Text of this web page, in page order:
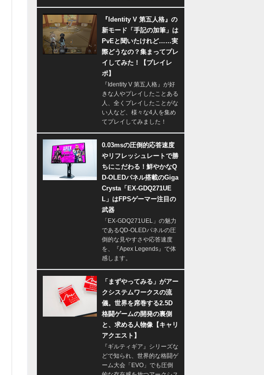
『Identity V 第五人格』の
新モード「手記の加筆」は
PvEと聞いたけれど……実
際どうなの？集まってプレ
イしてみた！【プレイレ
ポ】
『Identity V 第五人格』が好
きな人やプレイしたことある
人、全くプレイしたことがな
い人など、様々な4人を集め
てプレイしてみました！
0.03msの圧倒的応答速度
やリフレッシュレートで勝
ちにこだわる！鮮やかなQ
D-OLEDパネル搭載のGiga
Crysta「EX-GDQ271UE
L」はFPSゲーマー注目の
武器
「EX-GDQ271UEL」の魅力
であるQD-OLEDパネルの圧
倒的な見やすさや応答速度
を、『Apex Legends』で体
感します。
「まずやってみる」がアー
クシステムワークスの流
儀。世界を席巻する2.5D
格闘ゲームの開発の裏側
と、求める人物像【キャリ
アクエスト】
『ギルティギア』シリーズな
どで知られ、世界的な格闘ゲ
ーム大会「EVO」でも圧倒